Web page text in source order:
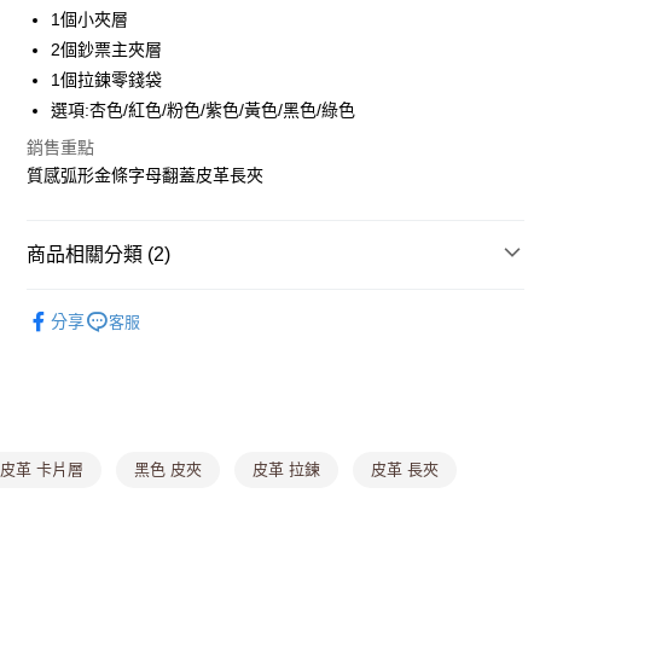
街口支付
悠遊付
Google Pay
大哥付你分期
相關說明
2.付款方式選擇「大哥付你分期」，訂單成立後會自動跳轉到大哥付的交易
流程，驗證手機門號後，選擇欲分期的期數、繳款截止日，確認付款後即
4.訂單成立30分鐘內，如未前往確認交易或遇審核未通過，訂單將自動取
2.透過簡訊連結打開帳單後，可選擇「超商條碼／台灣大直營門市／銀行轉
帳／街口支付／iPASS MONEY」等通路繳費。
全家取貨付款
1個小夾層
2個鈔票主夾層
1個拉鍊零錢袋
選項:杏色/紅色/粉色/紫色/黃色/黑色/綠色
銷售重點
質感弧形金條字母翻蓋皮革長夾
商品相關分類 (2)
分享 客服
皮革 卡片層 黑色 皮夾 皮革 拉鍊 皮革 長夾